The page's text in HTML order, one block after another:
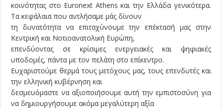
κοινότητας στο Euronext Athens και την Ελλάδα γενικότερα.
Τα κεφάλαια που αντλήσαμε μάς δίνουν
τη δυνατότητα να επιταχύνουμε την επέκτασή μας στην
Κεντρική και Νοτιοανατολική Ευρώπη,
επενδύοντας σε κρίσιμες ενεργειακές και ψηφιακές
υποδομές, πάντα με τον πελάτη στο επίκεντρο.
Ευχαριστούμε θερμά τους μετόχους μας, τους επενδυτές και
την ελληνική κυβέρνηση και
δεσμευόμαστε να αξιοποιήσουμε αυτή την εμπιστοσύνη για
να δημιουργήσουμε ακόμα μεγαλύτερη αξία